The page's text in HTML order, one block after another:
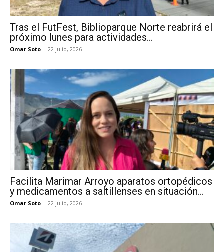
Tras el FutFest, Biblioparque Norte reabrirá el
próximo lunes para actividades...
Omar Soto - 22 julio, 2026
Facilita Marimar Arroyo aparatos ortopédicos
y medicamentos a saltillenses en situación...
Omar Soto - 22 julio, 2026